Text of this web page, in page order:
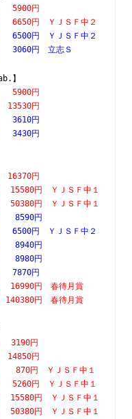
配当    5900円
円　ＹＪＳＦ中２
円　ＹＪＳＦ中２
3060円　立志Ｓ
】
配当    5900円
配当   13530円
配当    3610円
配当    3430円
配当   16370円
円　ＹＪＳＦ中１
円　ＹＪＳＦ中１
配当    8590円
円　ＹＪＳＦ中２
配当    8940円
配当    8980円
配当    7870円
16990円　春待月賞
円　春待月賞
配当    3190円
配当   14850円
870円　ＹＪＳＦ中１
円　ＹＪＳＦ中１
円　ＹＪＳＦ中１
円　ＹＪＳＦ中１